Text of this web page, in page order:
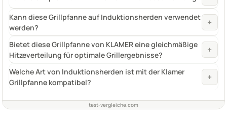
Kann diese Grillpfanne auf Induktionsherden verwendet
werden?
+
Bietet diese Grillpfanne von KLAMER eine gleichmäßige
Hitzeverteilung für optimale Grillergebnisse?
+
Welche Art von Induktionsherden ist mit der Klamer
Grillpfanne kompatibel?
+
test-vergleiche.com